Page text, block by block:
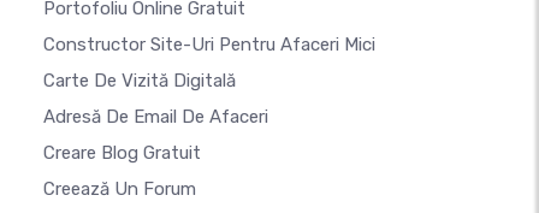
Portofoliu Online Gratuit
Constructor Site-Uri Pentru Afaceri Mici
Carte De Vizită Digitală
Adresă De Email De Afaceri
Creare Blog Gratuit
Creează Un Forum